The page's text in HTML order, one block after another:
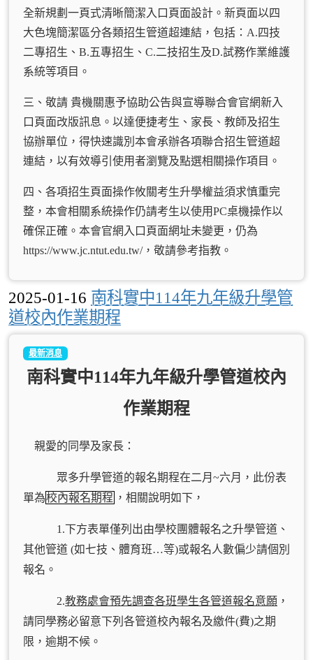
全新規劃一頁式清晰簡潔入口頁面設計。新頁面以四
大色塊簡潔區分各類招生管道超連結，包括：A.四技
二專招生、B.五專招生、C.二技招生及D.試務作業維護
系統等項目。
三、敬請 貴機關惠予協助公告與宣導聯合會官網新入
口頁面改版訊息。以達便捷考生、家長、教師及招生
協辦單位，得快速識別本會承辦各項聯合招生管道超
連結，以有效導引使用者瀏覽及點選相關操作項目。
四、各項招生頁面操作攸關考生升學權益須求慎重完
整，本會相關系統操作仍請考生以使用PC桌機操作以
確保正確。本會官網入口頁面網址未變更，仍為
https://www.jc.ntut.edu.tw/，敬請參考指教。
2025-01-16 南科實中114年九年級升學管
道校內作業期程
最新消息
南科實中114年九年級升學管道校內
作業期程
親愛的同學及家長：
眾多升學管道的報名期程在二月~六月，此份表
單為校內報名期程 ，相關說明如下，
1.下方表單僅列出由學校團體報名之升學管道、
其他管道 (如七技、體育班…等)或報名人數偏少請個別
報名。
2.教務處會預先調查各班學生各管道報名意願 ，
請同學務必留意下列各管道校內報名及繳件(費)之期
限，逾期不候。